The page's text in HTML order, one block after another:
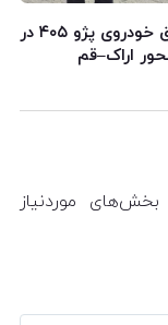
مهار حریق خودروی پژو ۴۰۵ در
اراک–قم
بخش‌های موردنیاز